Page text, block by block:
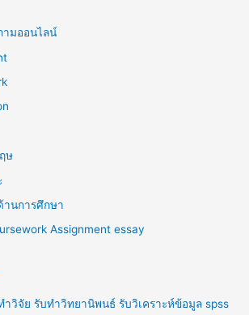
ามออนไลน์
ษ
นการศึกษา
Assignment essay
ำวิจัย รับทำวิทยานิพนธ์ รับวิเคราะห์ข้อมูล spss